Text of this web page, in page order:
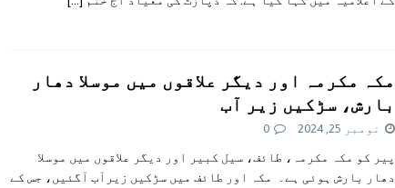
مکہ مکرمہ اور دیگر علاقوں میں موسلا دھار
بارش، سڑکیں زیر آب
نومبر 25, 2024 0
پیر کو مکہ مکرمہ، طائف، سیل کبیر اور دیگر علاقوں میں موسلا
دھار بارش ہوئی ہے۔ مکہ اور طائف میں سڑکیں زیرآب آگئیں، جس کے